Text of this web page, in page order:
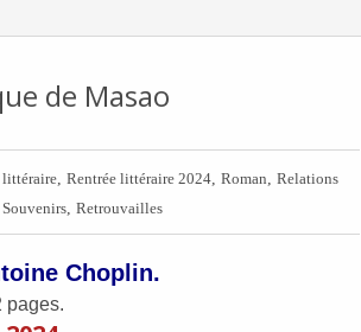
de Masao
littéraire Rentrée littéraire 2024 Roman
Relations
Souvenirs Retrouvailles
Choplin.
pages.